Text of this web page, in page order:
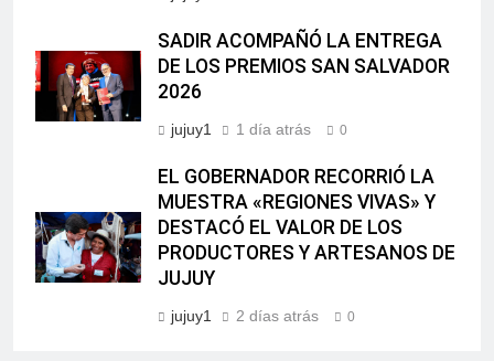
SADIR ACOMPAÑÓ LA ENTREGA
DE LOS PREMIOS SAN SALVADOR
2026
jujuy1 1 día atrás 0
EL GOBERNADOR RECORRIÓ LA
MUESTRA «REGIONES VIVAS» Y
DESTACÓ EL VALOR DE LOS
PRODUCTORES Y ARTESANOS DE
JUJUY
jujuy1 2 días atrás 0